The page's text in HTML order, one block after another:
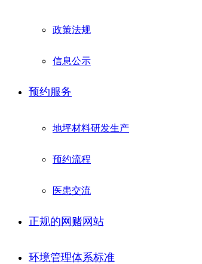
政策法规
信息公示
预约服务
地坪材料研发生产
预约流程
医患交流
正规的网赌网站
环境管理体系标准